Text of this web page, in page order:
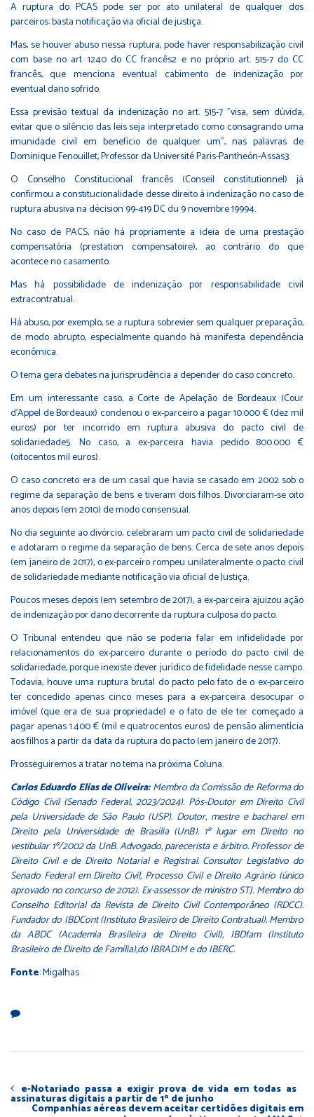
A ruptura do PCAS pode ser por ato unilateral de qualquer dos
parceiros: basta notificação via oficial de justiça.
Mas, se houver abuso nessa ruptura, pode haver responsabilização civil
com base no art. 1240 do CC francês2 e no próprio art. 515-7 do CC
francês, que menciona eventual cabimento de indenização por
eventual dano sofrido.
Essa previsão textual da indenização no art. 515-7 "visa, sem dúvida,
evitar que o silêncio das leis seja interpretado como consagrando uma
imunidade civil em benefício de qualquer um", nas palavras de
Dominique Fenouillet, Professor da Université Paris-Pantheón-Assas3.
O Conselho Constitucional francês (Conseil constitutionnel) já
confirmou a constitucionalidade desse direito à indenização no caso de
ruptura abusiva na décision 99-419 DC du 9 novembre 19994.
No caso de PACS, não há propriamente a ideia de uma prestação
compensatória (prestation compensatoire), ao contrário do que
acontece no casamento.
Mas há possibilidade de indenização por responsabilidade civil
extracontratual.
Há abuso, por exemplo, se a ruptura sobrevier sem qualquer preparação,
de modo abrupto, especialmente quando há manifesta dependência
econômica.
O tema gera debates na jurisprudência a depender do caso concreto.
Em um interessante caso, a Corte de Apelação de Bordeaux (Cour
d'Appel de Bordeaux) condenou o ex-parceiro a pagar 10.000 € (dez mil
euros) por ter incorrido em ruptura abusiva do pacto civil de
solidariedade5. No caso, a ex-parceira havia pedido 800.000 €
(oitocentos mil euros).
O caso concreto era de um casal que havia se casado em 2002 sob o
regime da separação de bens e tiveram dois filhos. Divorciaram-se oito
anos depois (em 2010) de modo consensual.
No dia seguinte ao divórcio, celebraram um pacto civil de solidariedade
e adotaram o regime da separação de bens. Cerca de sete anos depois
(em janeiro de 2017), o ex-parceiro rompeu unilateralmente o pacto civil
de solidariedade mediante notificação via oficial de Justiça.
Poucos meses depois (em setembro de 2017), a ex-parceira ajuizou ação
de indenização por dano decorrente da ruptura culposa do pacto.
O Tribunal entendeu que não se poderia falar em infidelidade por
relacionamentos do ex-parceiro durante o período do pacto civil de
solidariedade, porque inexiste dever jurídico de fidelidade nesse campo.
Todavia, houve uma ruptura brutal do pacto pelo fato de o ex-parceiro
ter concedido apenas cinco meses para a ex-parceira desocupar o
imóvel (que era de sua propriedade) e o fato de ele ter começado a
pagar apenas 1.400 € (mil e quatrocentos euros) de pensão alimentícia
aos filhos a partir da data da ruptura do pacto (em janeiro de 2017).
Prosseguiremos a tratar no tema na próxima Coluna.
Carlos Eduardo Elias de Oliveira:Membro da Comissão de Reforma do
Código Civil (Senado Federal, 2023/2024). Pós-Doutor em Direito Civil
pela Universidade de São Paulo (USP). Doutor, mestre e bacharel em
Direito pela Universidade de Brasília (UnB). 1º lugar em Direito no
vestibular 1º/2002 da UnB. Advogado, parecerista e árbitro. Professor de
Direito Civil e de Direito Notarial e Registral. Consultor Legislativo do
Senado Federal em Direito Civil, Processo Civil e Direito Agrário (único
aprovado no concurso de 2012). Ex-assessor de ministro STJ. Membro do
Conselho Editorial da Revista de Direito Civil Contemporâneo (RDCC).
Fundador do IBDCont (Instituto Brasileiro de Direito Contratual). Membro
da ABDC (Academia Brasileira de Direito Civil), IBDfam (Instituto
Brasileiro de Direito de Família),do IBRADIM e do IBERC.
Fonte: Migalhas
e-Notariado passa a exigir prova de vida em todas as
assinaturas digitais a partir de 1º de junho
Companhias aéreas devem aceitar certidões digitais em